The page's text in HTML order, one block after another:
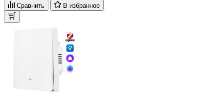
Сравнить В избранное